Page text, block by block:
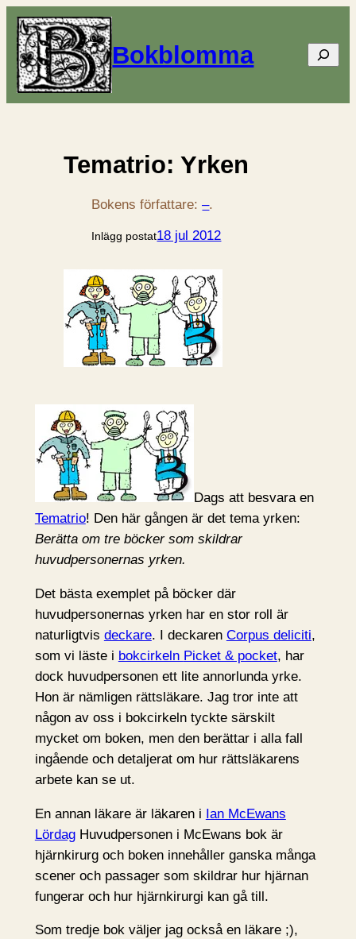
Bokblomma Sök
Tematrio: Yrken
Bokens författare:–.
Inlägg postat18 jul 2012
Dags att besvara en
Tematrio! Den här gången är det tema yrken:
Berätta om tre böcker som skildrar
huvudpersonernas yrken.
Det bästa exemplet på böcker där
huvudpersonernas yrken har en stor roll är
naturligtvis deckare. I deckaren Corpus deliciti,
som vi läste i bokcirkeln Picket & pocket, har
dock huvudpersonen ett lite annorlunda yrke.
Hon är nämligen rättsläkare. Jag tror inte att
någon av oss i bokcirkeln tyckte särskilt
mycket om boken, men den berättar i alla fall
ingående och detaljerat om hur rättsläkarens
arbete kan se ut.
En annan läkare är läkaren i Ian McEwans
LördagHuvudpersonen i McEwans bok är
hjärnkirurg och boken innehåller ganska många
scener och passager som skildrar hur hjärnan
fungerar och hur hjärnkirurgi kan gå till.
Som tredje bok väljer jag också en läkare ;),